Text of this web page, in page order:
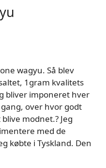
wagyu. Så blev
1gram kvalitets
bliver imponeret hver
over hvor godt
modnet.? Jeg
med de
købte i Tyskland. Den